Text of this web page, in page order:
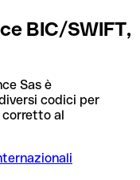
BIC/SWIFT,
Sas è
codici per
al